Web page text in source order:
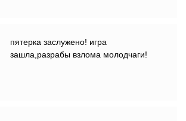
пятерка заслужено! игра
зашла,разрабы взлома молодчаги!